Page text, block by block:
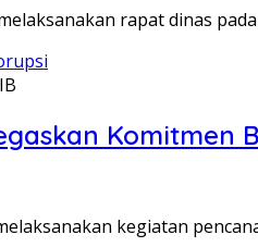
rapat dinas
Komitmen
kegiatan